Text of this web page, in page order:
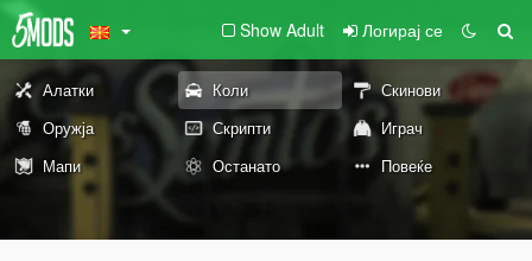
Show Adult Логирај се
Алатки Коли
Скинови
Оружја
Скрипти
Играч
Мапи
Останато Повеќе